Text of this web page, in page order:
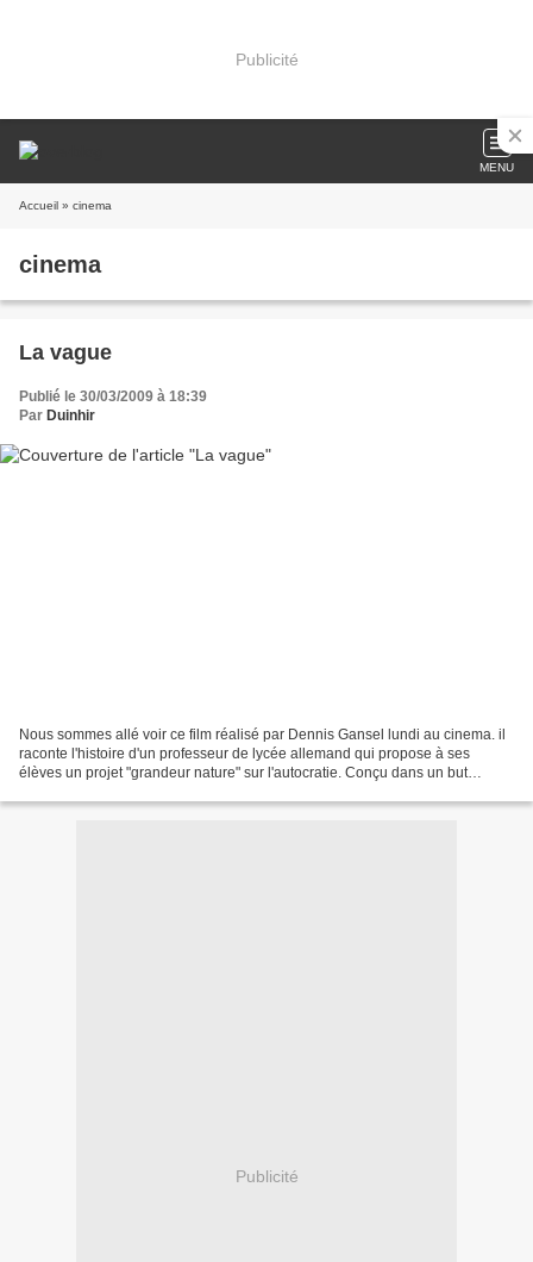
Publicité
MENU
Accueil » cinema
cinema
La vague
Publié le 30/03/2009 à 18:39
Par Duinhir
Nous sommes allé voir ce film réalisé par Dennis Gansel lundi au cinema. il
raconte l'histoire d'un professeur de lycée allemand qui propose à ses
élèves un projet "grandeur nature" sur l'autocratie. Conçu dans un but
Publicité